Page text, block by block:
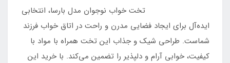
تخت خواب نوجوان مدل بارسا، انتخابی
ایده‌آل برای ایجاد فضایی مدرن و راحت در اتاق خواب فرزند
شماست. طراحی شیک و جذاب این تخت همراه با مواد با
کیفیت، خوابی آرام و دلپذیر را تضمین می‌کند. با خرید این